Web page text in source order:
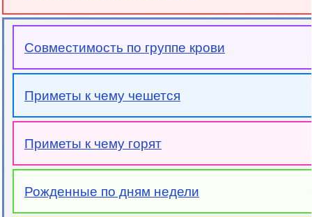
Совместимость по группе крови
Приметы к чему чешется
Приметы к чему горят
Рожденные по дням недели